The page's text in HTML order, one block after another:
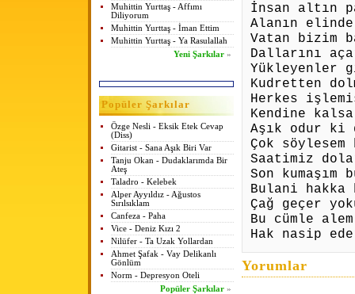
Muhittin Yurttaş - Affımı
Diliyorum
Muhittin Yurttaş - İman Ettim
Muhittin Yurttaş - Ya Rasulallah
Yeni Şarkılar »
Popüler Şarkılar
Özge Nesli - Eksik Etek Cevap
(Diss)
Gitarist - Sana Aşık Biri Var
Tanju Okan - Dudaklarımda Bir
Ateş
Taladro - Kelebek
Alper Ayyıldız - Ağustos
Sırılsıklam
Canfeza - Paha
Vice - Deniz Kızı 2
Nilüfer - Ta Uzak Yollardan
Ahmet Şafak - Vay Delikanlı
Gönlüm
Norm - Depresyon Oteli
Popüler Şarkılar »
İnsan altın
Alanın
Vatan bizim
Dallarını
Yükleyenler
Kudretten
Herkes
Kendine
Aşık odur ki
Çok
Saatimiz
Son
Bulani hakka
Çağ geçer
Bu cümle
Hak nasip
Yorumlar